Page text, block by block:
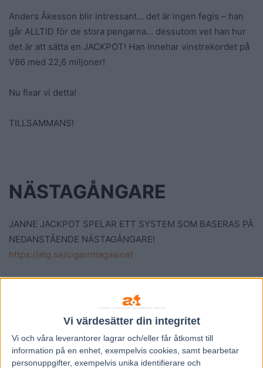
Vi värdesätter din integritet
Vi och våra leverantorer lagrar och/eller får åtkomst till
information på en enhet, exempelvis cookies, samt bearbetar
personuppgifter, exempelvis unika identifierare och
Anders Åkesson blir intressant… det är ingen fegis – han
går ALLTID för de stora pengarna… dessutom vet han hur
det är att sätta en JACKPOT! Han innehar vinstrekordet på
V86 med 22,6 miljoner!
Nu fixar vi detta!
TILLSAMMANS!
NÄSTAGÅNGARE
JANNE JACKPOT SPELAR ETT SYSTEM SOM BASERAS PÅ
NEDANSTÅENDE NÄSTAGÅNGARE!
https://atg.se/cigarrmagasinet
gjorde första starten i Stoeliten och visade direkt att hon
blir att räkna med när hon efter 1.11,4/1000 spurtade in som
mot de inte allra värsta märrarna ska hon ha toppchans i
nästa start